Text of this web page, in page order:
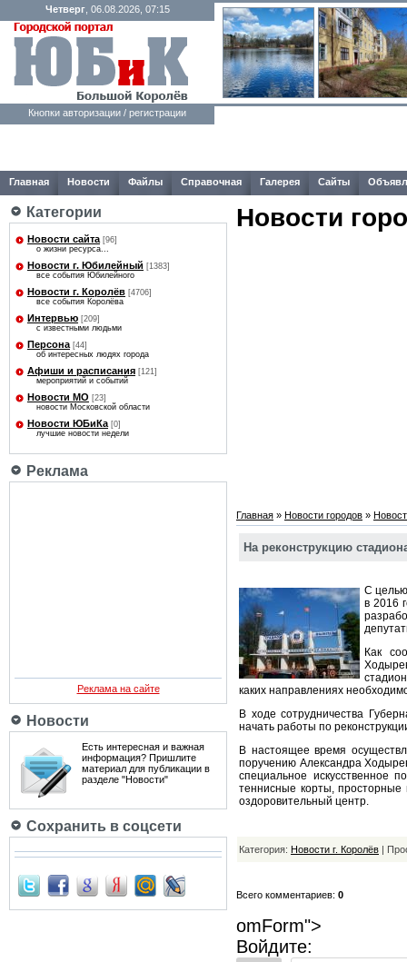
Четверг, 06.08.2026, 07:15
Кнопки авторизации / регистрации
Главная Новости Файлы Справочная Галерея Сайты
Категории
Новости сайта [96]
о жизни ресурса...
Новости г. Юбилейный [1383]
все события Юбилейного
Новости г. Королёв [4706]
все события Королёва
Интервью [209]
с известными людьми
Персона [44]
об интересных людях города
Афиши и расписания [121]
мероприятий и событий
Новости МО [23]
новости Московской области
Новости ЮБиКа [0]
лучшие новости недели
Реклама
Реклама на сайте
Новости
Есть интересная и важная
информация? Пришлите
материал для публикации в
разделе "Новости"
Сохранить в соцсети
Новости
Главная » Новости городов »
На реконструкцию
С
в 2016
Как
каких направлениях
В ходе сотрудничества
начать работы по
В настоящее время
поручению Александра
специальное искусственное
теннисные корты, просторные
оздоровительный центр.
Категория: Новости г. Королёв |
Всего комментариев: 0
omForm">
Войдите: